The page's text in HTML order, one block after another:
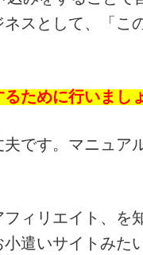
スとして、「こ
ために行いまし
です。マニュア
ィリエイト、を
遣いサイトみた